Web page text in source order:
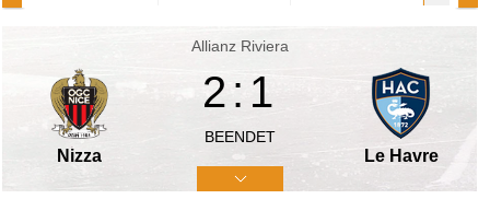
Allianz Riviera
Nizza
2:1
BEENDET
Le Havre